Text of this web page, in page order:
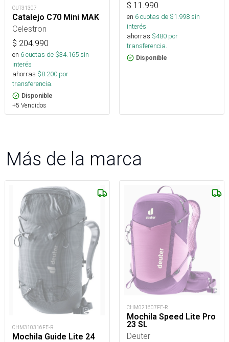
OUT31307
Catalejo C70 Mini MAK
Celestron
$ 204.990
en 6cuotas de $34.165sin
interés
ahorras $8.200 por
transferencia.
Disponible
+5 Vendidos
$ 11.990
en 6cuotas de $1.998sin
interés
ahorras $480 por
transferencia.
Disponible
Más de la marca
CHM310316FE-R
Mochila Guide Lite 24
CHM021607FE-R
Mochila Speed Lite Pro
23 SL
Deuter